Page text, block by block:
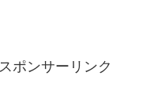
スポンサーリンク